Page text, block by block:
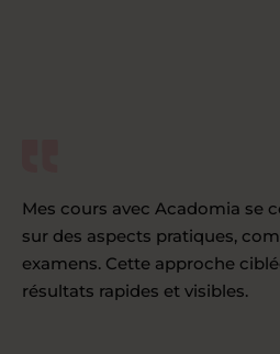
Mes cours avec Acadomia se
sur des aspects pratiques,
examens. Cette approche
résultats rapides et visibles.